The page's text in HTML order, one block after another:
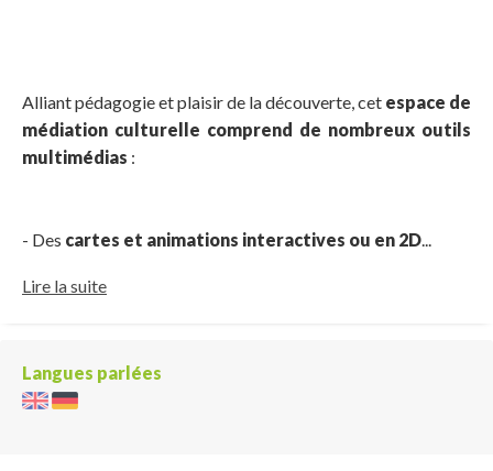
Alliant pédagogie et plaisir de la découverte, cet espace de
médiation culturelle comprend de nombreux outils
multimédias :
- Des cartes et animations interactives ou en 2D
Lire la suite
Langues parlées